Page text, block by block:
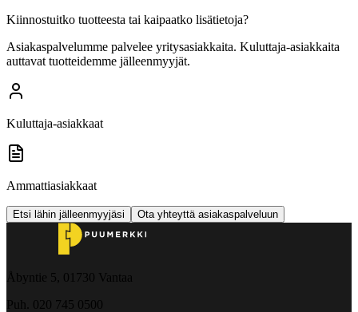
Kiinnostuitko tuotteesta tai kaipaatko lisätietoja?
Asiakaspalvelumme palvelee yritysasiakkaita. Kuluttaja-asiakkaita
auttavat tuotteidemme jälleenmyyjät.
Kuluttaja-asiakkaat
Ammattiasiakkaat
Etsi lähin jälleenmyyjäsi Ota yhteyttä asiakaspalveluun
Åbyntie 5, 01730 Vantaa
Puh. 020 745 0500